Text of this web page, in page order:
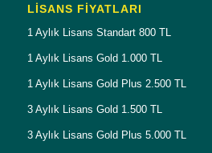
LISANS FIYATLARI
1 Aylık Lisans Standart 800 TL
1 Aylık Lisans Gold 1.000 TL
1 Aylık Lisans Gold Plus 2.500 TL
3 Aylık Lisans Gold 1.500 TL
3 Aylık Lisans Gold Plus 5.000 TL